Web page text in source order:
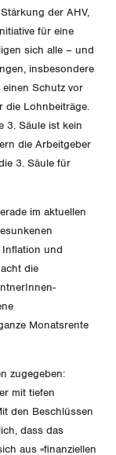
der AHV,
für eine
sich alle – und
insbesondere
Schutz vor
die Lohnbeiträge.
3. Säule ist kein
die Arbeitgeber
3. Säule für
im aktuellen
und
die
Monatsrente
zugegeben:
mit tiefen
den Beschlüssen
dass das
aus «finanziellen